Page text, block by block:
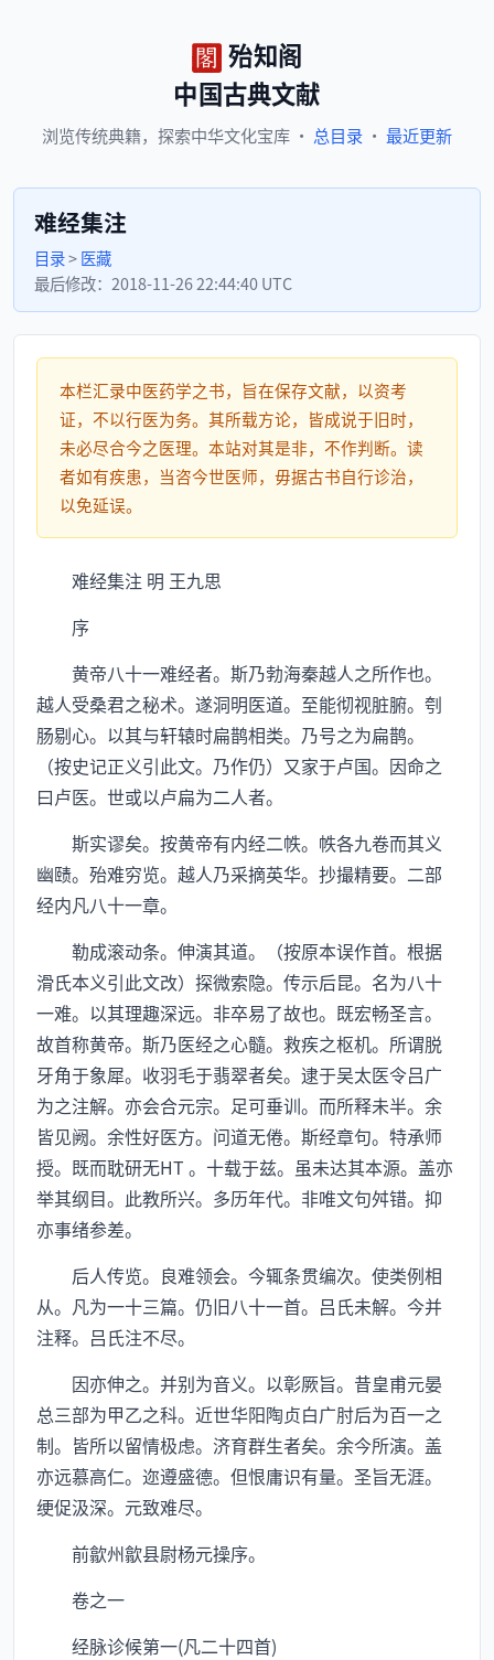
殆知阁
中国古典文献
浏览传统典籍， 探索中华文化宝库 · 总目录 · 最近更新
难经集注
目录>医藏
最后修改： 2018-11-26 22:44:40 UTC
本栏汇录中医药学之书，旨在保存文献，以资考
证，不以行医为务。其所载方论，皆成说于旧时，
未必尽合今之医理。本站对其是非，不作判断。读
者如有疾患，当咨今世医师，毋据古书自行诊治，
以免延误。
难经集注 明 王九思
序
黄帝八十一难经者。斯乃勃海秦越人之所作也。
越人受桑君之秘术。遂洞明医道。至能彻视脏腑。刳
肠剔心。以其与轩辕时扁鹊相类。乃号之为扁鹊。
（按史记正义引此文。乃作仍）又家于卢国。因命之
曰卢医。世或以卢扁为二人者。
斯实谬矣。按黄帝有内经二帙。帙各九卷而其义
幽赜。殆难穷览。越人乃采摘英华。抄撮精要。二部
经内凡八十一章。
勒成滚动条。伸演其道。（按原本误作首。根据
滑氏本义引此文改）探微索隐。传示后昆。名为八十
一难。以其理趣深远。非卒易了故也。既宏畅圣言。
故首称黄帝。斯乃医经之心髓。救疾之枢机。所谓脱
牙角于象犀。收羽毛于翡翠者矣。逮于吴太医令吕广
为之注解。亦会合元宗。足可垂训。而所释未半。余
皆见阙。余性好医方。问道无倦。斯经章句。特承师
授。既而耽研无HT 。十载于兹。虽未达其本源。盖亦
举其纲目。此教所兴。多历年代。非唯文句舛错。抑
亦事绪参差。
后人传览。良难领会。今辄条贯编次。使类例相
从。凡为一十三篇。仍旧八十一首。吕氏未解。今并
注释。吕氏注不尽。
因亦伸之。并别为音义。以彰厥旨。昔皇甫元晏
总三部为甲乙之科。近世华阳陶贞白广肘后为百一之
制。皆所以留情极虑。济育群生者矣。余今所演。盖
亦远慕高仁。迩遵盛德。但恨庸识有量。圣旨无涯。
绠促汲深。元致难尽。
前歙州歙县尉杨元操序。
卷之一
经脉诊候第一(凡二十四首)